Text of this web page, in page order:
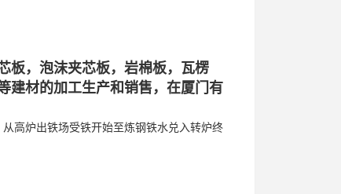
板，泡沫夹芯板，岩棉板，瓦楞
建材的加工生产和销售，在厦门有
高炉出铁场受铁开始至炼钢铁水兑入转炉终